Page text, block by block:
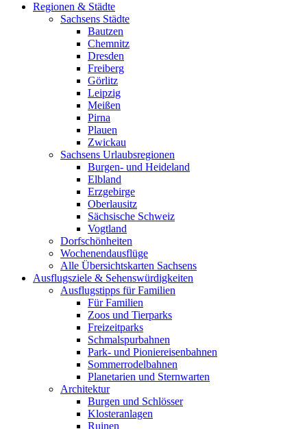
Regionen & Städte
Sachsens Städte
Bautzen
Chemnitz
Dresden
Freiberg
Görlitz
Leipzig
Meißen
Pirna
Plauen
Zwickau
Sachsens Urlaubsregionen
Burgen- und Heideland
Elbland
Erzgebirge
Oberlausitz
Sächsische Schweiz
Vogtland
Dorfschönheiten
Wochenendausflüge
Alle Übersichtskarten Sachsens
Ausflugsziele & Sehenswürdigkeiten
Ausflugstipps für Familien
Für Familien
Zoos und Tierparks
Freizeitparks
Schmalspurbahnen
Park- und Pioniereisenbahnen
Sommerrodelbahnen
Planetarien und Sternwarten
Architektur
Burgen und Schlösser
Klosteranlagen
Ruinen